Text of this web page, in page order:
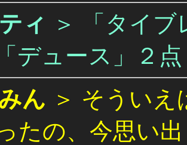
ィ ＞
「タイ
ュース」２点
ん ＞ そういえ
たの、今思い